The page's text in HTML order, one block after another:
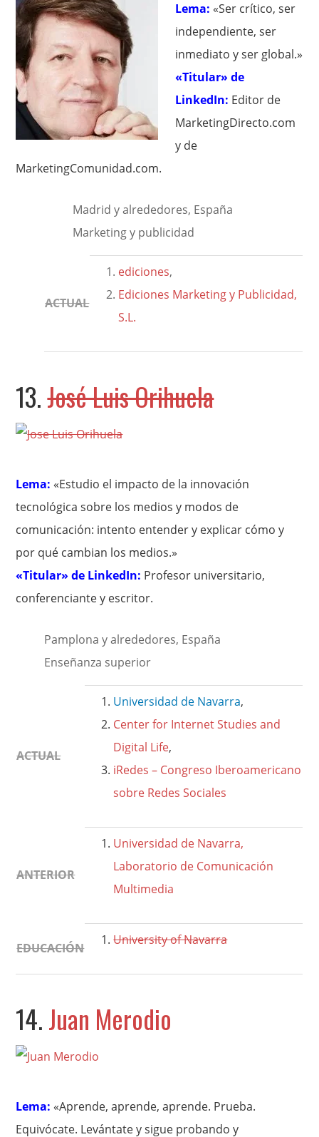
Lema: «Ser crítico, ser
independiente, ser
inmediato y ser global.»
«Titular» de
LinkedIn: Editor de
MarketingDirecto.com
y de
MarketingComunidad.com.
Madrid y alrededores, España
Marketing y publicidad
ACTUAL
ediciones,
Ediciones Marketing y Publicidad,
S.L.
13.José Luis Orihuela
Lema: «Estudio el impacto de la innovación
tecnológica sobre los medios y modos de
comunicación: intento entender y explicar cómo y
por qué cambian los medios.»
«Titular» de LinkedIn: Profesor universitario,
conferenciante y escritor.
Pamplona y alrededores, España
Enseñanza superior
ACTUAL
Universidad de Navarra,
Center for Internet Studies and
Digital Life,
iRedes – Congreso Iberoamericano
sobre Redes Sociales
ANTERIOR
Universidad de Navarra,
Laboratorio de Comunicación
Multimedia
EDUCACIÓN
University of Navarra
14.Juan Merodio
Lema: «Aprende, aprende, aprende. Prueba.
Equivócate. Levántate y sigue probando y